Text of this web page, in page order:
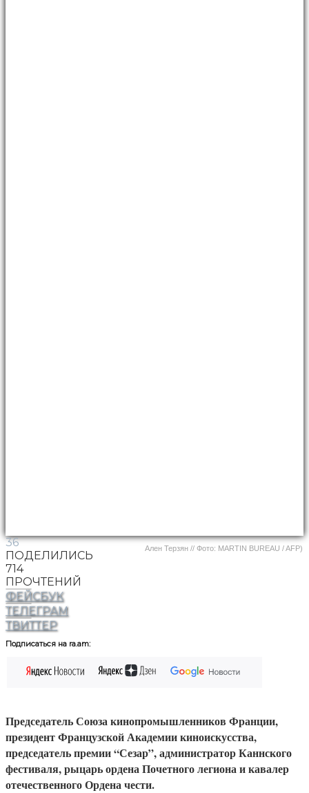
Ален Терзян // Фото: MARTIN BUREAU / AFP)
36
ПОДЕЛИЛИСЬ
714
ПРОЧТЕНИЙ
ФЕЙСБУК
ТЕЛЕГРАМ
ТВИТТЕР
Подписаться на ra.am:
Председатель Союза кинопромышленников Франции,
президент Французской Академии киноискусства,
председатель премии “Сезар”, администратор Каннского
фестиваля, рыцарь ордена Почетного легиона и кавалер
отечественного Ордена чести.